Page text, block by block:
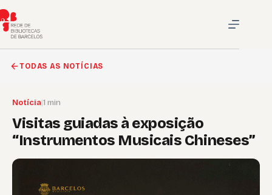
para
o
conteúdo
TODAS AS NOTÍCIAS
Notícia|1 min
Visitas guiadas à exposição
“Instrumentos Musicais Chineses”